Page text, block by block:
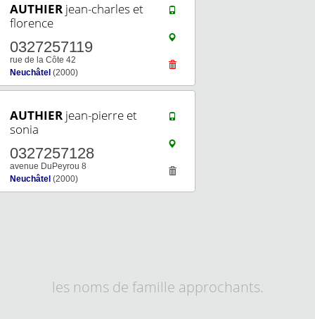
AUTHIER jean-charles et
florence
0327257119
rue de la Côte 42
Neuchâtel (2000)
AUTHIER jean-pierre et
sonia
0327257128
avenue DuPeyrou 8
Neuchâtel (2000)
les noms de famille approchants.